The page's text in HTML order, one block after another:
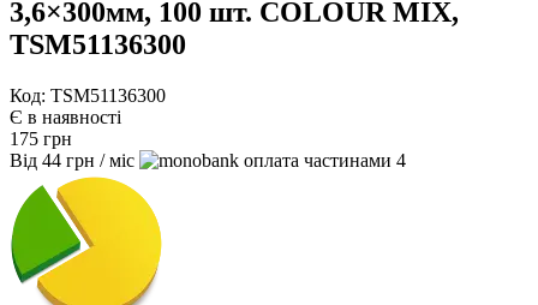
3,6×300мм, 100 шт. COLOUR MIX,
TSM51136300
Код: TSM51136300
Є в наявності
175 грн
Від 44 грн / міс 4